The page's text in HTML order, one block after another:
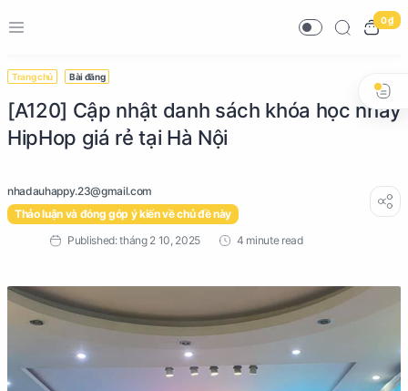
0 ₫
Trang chủ Bài đăng
[A120] Cập nhật danh sách khóa học nhảy
HipHop giá rẻ tại Hà Nội
Thảo luận và đóng góp ý kiến về chủ đề này
4 minute read